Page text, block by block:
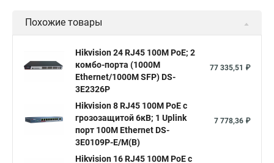
Коммутатор l2 с 24 портами 10
Коммутатор что такое D link коммутатор на 48 портов
Коммутатор атс это
Коммутатор принцип работы коммутатора
Hp коммутатор 24 портов Коммутатор mes2424p
Что такое интерфейс коммутатора
Похожие товары
Hikvision 24 RJ45 100M PoE; 2
комбо-порта (1000М
Ethernet/1000M SFP) DS-
3E2326P
77 335,51 ₽
Hikvision 8 RJ45 100M PoE с
грозозащитой 6кВ; 1 Uplink
порт 100М Ethernet DS-
3E0109P-E/M(B)
7 778,36 ₽
Hikvision 16 RJ45 100M PoE с